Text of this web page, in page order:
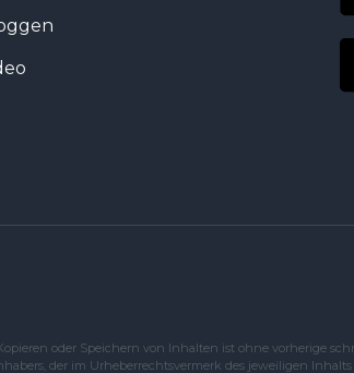
oder Speichern von Inhalten ist ohne vorherige
der im Urheberrechtsvermerk des jeweiligen